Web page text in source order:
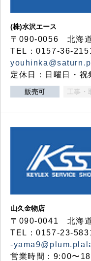
(株)水沢エース
〒090-0056 北海
TEL：0157-36-
定休日：日曜日・祝
販売可 工事・
山久金物店
〒090-0041 北海
TEL：0157-23-
-
営業時間：9:00〜